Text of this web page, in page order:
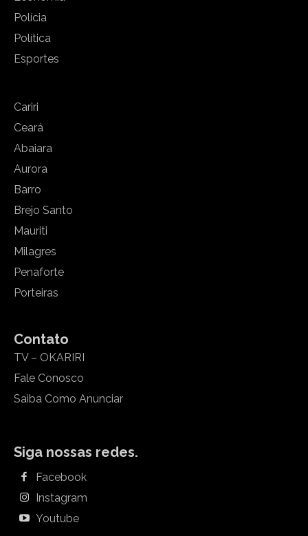
Polícia
Política
Esportes
Cariri
Ceará
Abaiara
Aurora
Barro
Brejo Santo
Mauriti
Milagres
Penaforte
Porteiras
Contato
TV – OKARIRI
Fale Conosco
Saiba Como Anunciar
Siga nossas redes.
Facebook
Instagram
Youtube